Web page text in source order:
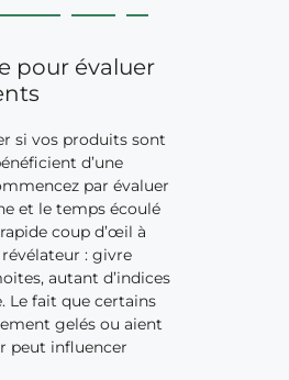
pour évaluer
si vos produits sont
d’une
par évaluer
et le temps écoulé
coup d’œil à
révélateur : givre
autant d’indices
Le fait que certains
gelés ou aient
peut influencer